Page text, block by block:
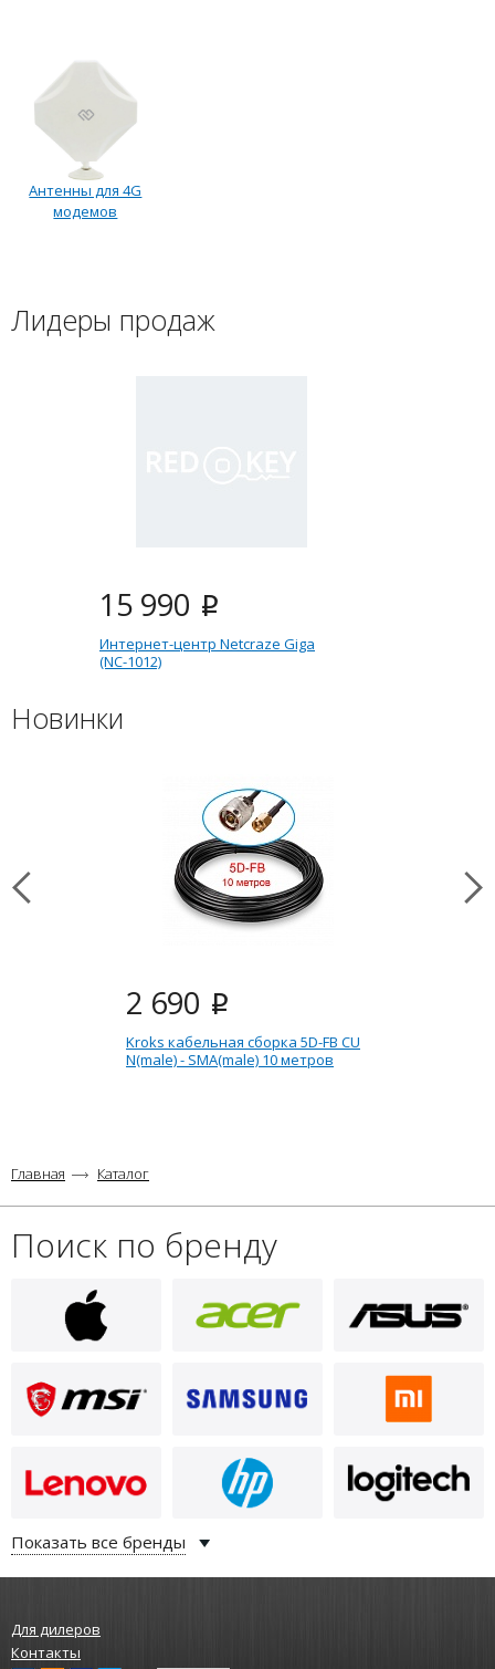
Антенны для 4G
модемов
Лидеры продаж
15 990 i
Интернет-центр Netcraze Giga
(NC-1012)
Новинки
2 690 i
Kroks кабельная сборка 5D-FB CU
N(male) - SMA(male) 10 метров
Kroks кабельная сборка 5D-FB CU
N(male) - SMA(male) 15 метров
Главная Каталог
Поиск по бренду
Показать все бренды
Для дилеров
Контакты